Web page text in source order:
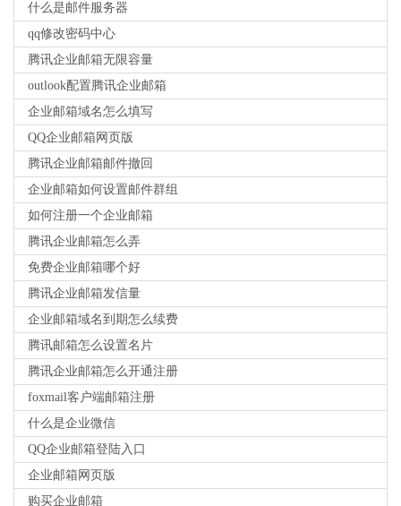
什么是邮件服务器
qq修改密码中心
腾讯企业邮箱无限容量
outlook配置腾讯企业邮箱
企业邮箱域名怎么填写
QQ企业邮箱网页版
腾讯企业邮箱邮件撤回
企业邮箱如何设置邮件群组
如何注册一个企业邮箱
腾讯企业邮箱怎么弄
免费企业邮箱哪个好
腾讯企业邮箱发信量
企业邮箱域名到期怎么续费
腾讯邮箱怎么设置名片
腾讯企业邮箱怎么开通注册
foxmail客户端邮箱注册
什么是企业微信
QQ企业邮箱登陆入口
企业邮箱网页版
购买企业邮箱